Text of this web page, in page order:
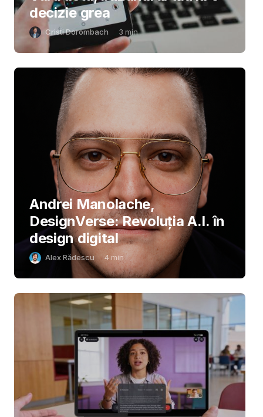
decizie grea
Cristi Dorombach 3 min
Andrei Manolache,
DesignVerse: Revoluția A.I. în
design digital
Alex Rădescu 4 min